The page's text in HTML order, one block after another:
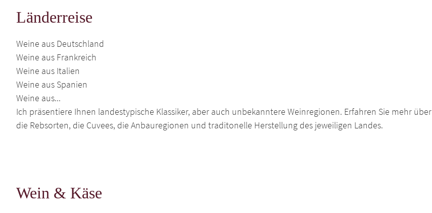
Länderreise
Weine aus Deutschland
Weine aus Frankreich
Weine aus Italien
Weine aus Spanien
Weine aus...
Ich präsentiere Ihnen landestypische Klassiker, aber auch unbekanntere Weinregionen. Erfahren Sie mehr über
die Rebsorten, die Cuvees, die Anbauregionen und traditonelle Herstellung des jeweiligen Landes.
Wein & Käse